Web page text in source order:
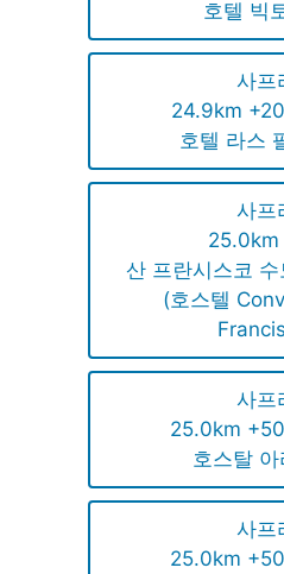
호텔 빅
사프
24.9km
호텔 라스
사프
25.0km
산 프란시스코
(호스텔
사프
25.0km
호스탈
사프
25.0km